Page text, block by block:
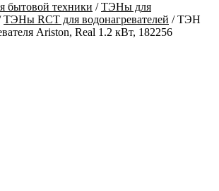
бытовой техники /ТЭНы для
ТЭНы RCT для водонагревателей /ТЭН
Ariston, Real 1.2 кВт, 182256